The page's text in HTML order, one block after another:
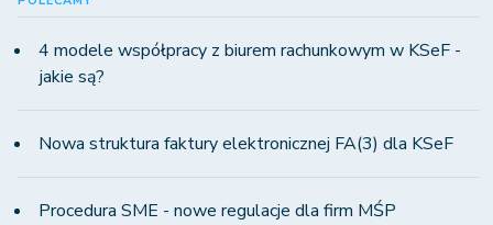
4 modele współpracy z biurem rachunkowym w KSeF -
jakie są?
Nowa struktura faktury elektronicznej FA(3) dla KSeF
Procedura SME - nowe regulacje dla firm MŚP